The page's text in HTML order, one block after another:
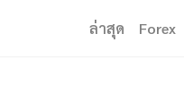
ล่าสุด Forex